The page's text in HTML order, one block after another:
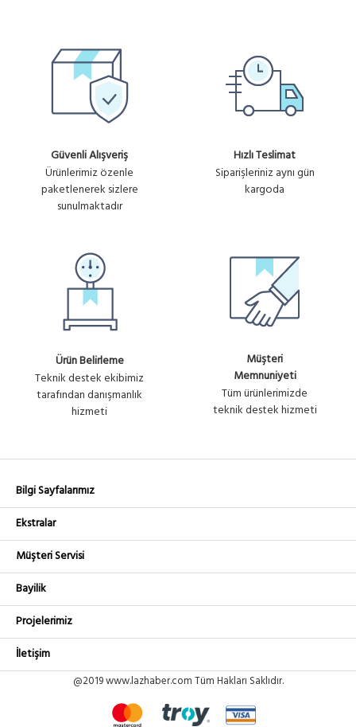
Güvenli Alışveriş
Ürünlerimiz özenle
paketlenerek sizlere
sunulmaktadır
Hızlı Teslimat
Siparişleriniz aynı gün
kargoda
Ürün Belirleme
Teknik destek ekibimiz
tarafından danışmanlık
hizmeti
Müşteri
Memnuniyeti
Tüm ürünlerimizde
teknik destek hizmeti
Bilgi Sayfalarımız
Ekstralar
Müşteri Servisi
Bayilik
Projelerimiz
İletişim
@2019 www.lazhaber.com Tüm Hakları Saklıdır.